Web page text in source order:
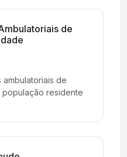
de
de
residente